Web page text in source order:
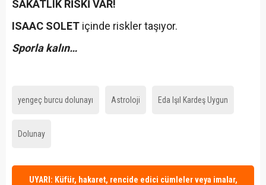
SAKATLIK RİSKİ VAR!
ISAAC SOLET içinde riskler taşıyor.
Sporla kalın…
yengeç burcu dolunayı Astroloji Eda Işıl Kardeş Uygun
Dolunay
UYARI: Küfür, hakaret, rencide edici cümleler veya imalar,